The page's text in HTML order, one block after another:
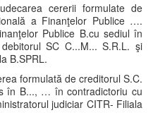
cererii formulate de
a Finanţelor Publice ….
Publice B.cu sediul în
SC C...M... S.R.L. şi
B.SPRL.
formulată de creditorul S.C.
în B..., … în contradictoriu cu
judiciar CITR- Filiala